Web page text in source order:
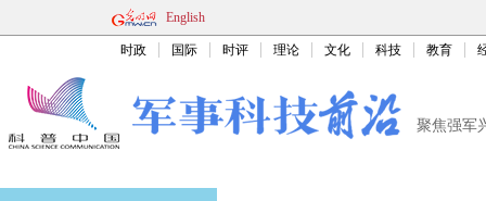
English
时政 国际 时评 理论 文化 科技 教育
聚焦强军